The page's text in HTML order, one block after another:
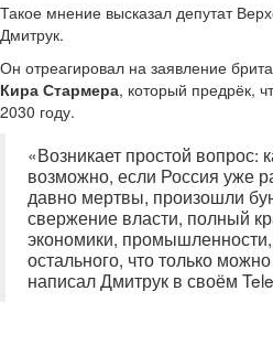
Такое мнение высказал депутат
Дмитрук.
Он отреагировал на заявление
Кира Стармера, который предрёк,
2030 году.
«Возникает простой вопрос:
возможно, если Россия уже
давно мертвы, произошли
свержение власти, полный
экономики,
остального, что только
написал Дмитрук в своём